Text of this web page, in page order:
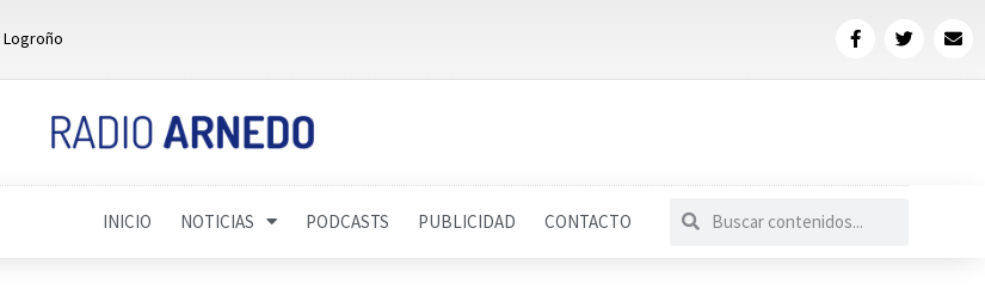
Logroño
INICIO NOTICIAS PODCASTS PUBLICIDAD CONTACTO